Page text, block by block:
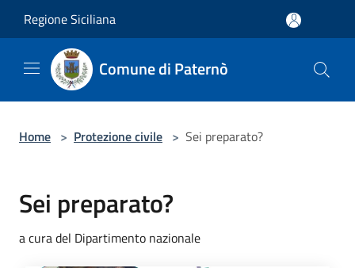
Regione Siciliana
Comune di Paternò
Home > Protezione civile > Sei preparato?
Sei preparato?
a cura del Dipartimento nazionale